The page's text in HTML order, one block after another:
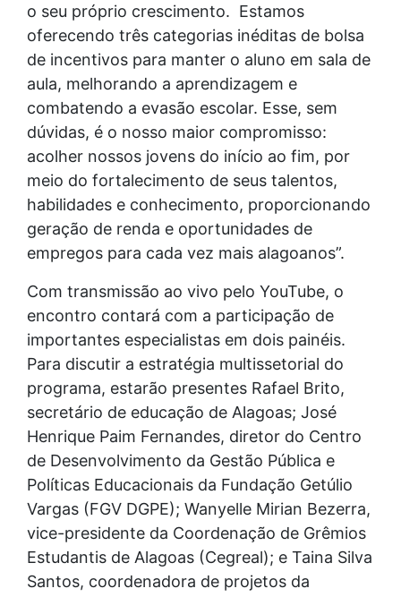
o seu próprio crescimento. Estamos
oferecendo três categorias inéditas de bolsa
de incentivos para manter o aluno em sala de
aula, melhorando a aprendizagem e
combatendo a evasão escolar. Esse, sem
dúvidas, é o nosso maior compromisso:
acolher nossos jovens do início ao fim, por
meio do fortalecimento de seus talentos,
habilidades e conhecimento, proporcionando
geração de renda e oportunidades de
empregos para cada vez mais alagoanos”.
Com transmissão ao vivo pelo YouTube, o
encontro contará com a participação de
importantes especialistas em dois painéis.
Para discutir a estratégia multissetorial do
programa, estarão presentes Rafael Brito,
secretário de educação de Alagoas; José
Henrique Paim Fernandes, diretor do Centro
de Desenvolvimento da Gestão Pública e
Políticas Educacionais da Fundação Getúlio
Vargas (FGV DGPE); Wanyelle Mirian Bezerra,
vice-presidente da Coordenação de Grêmios
Estudantis de Alagoas (Cegreal); e Taina Silva
Santos, coordenadora de projetos da